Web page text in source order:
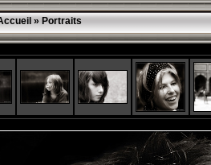
» Portraits